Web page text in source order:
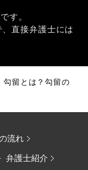
す。
直接弁護士には
勾留とは？勾留の
流れ
弁護士紹介